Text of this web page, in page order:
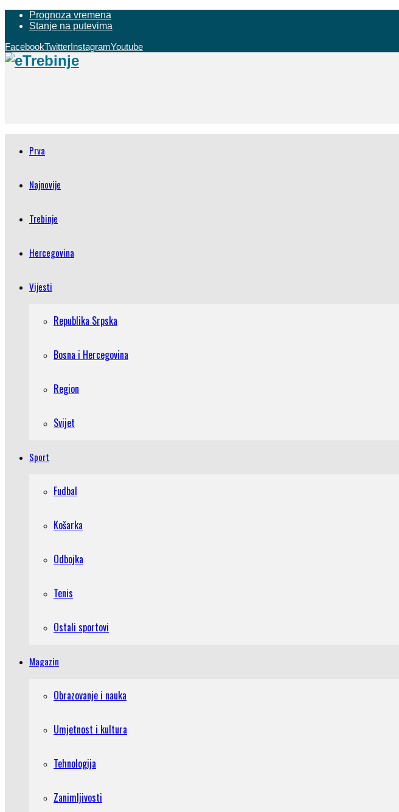
Prognoza vremena
Stanje na putevima
FacebookTwitterInstagramYoutube
Prva
Najnovije
Trebinje
Hercegovina
Vijesti
Republika Srpska
Bosna i Hercegovina
Region
Svijet
Sport
Fudbal
Košarka
Odbojka
Tenis
Ostali sportovi
Magazin
Obrazovanje i nauka
Umjetnost i kultura
Tehnologija
Zanimljivosti